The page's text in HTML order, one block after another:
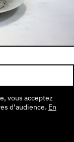
vous acceptez
d’audience. En